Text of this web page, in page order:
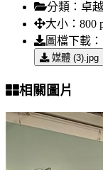
分類： 卓
大小： 800
圖檔下載：
媒體 (3).jpg
相關圖片